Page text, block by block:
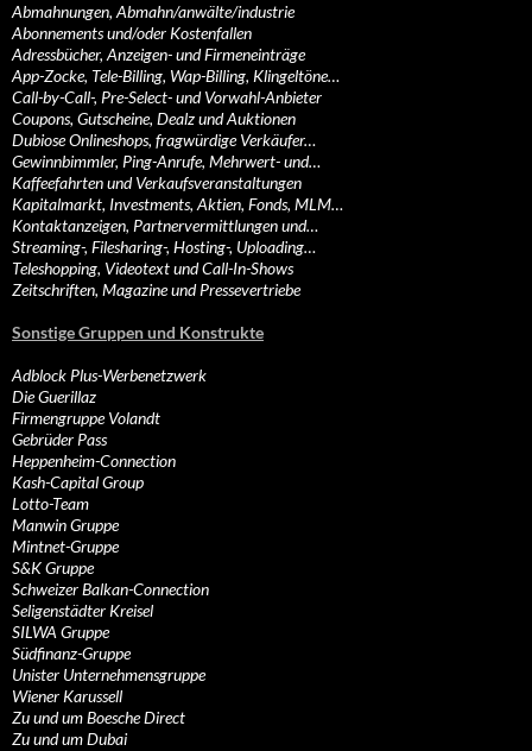
Abmahnungen, Abmahn/anwälte/industrie
Abonnements und/oder Kostenfallen
Adressbücher, Anzeigen- und Firmeneinträge
App-Zocke, Tele-Billing, Wap-Billing, Klingeltöne…
Call-by-Call-, Pre-Select- und Vorwahl-Anbieter
Coupons, Gutscheine, Dealz und Auktionen
Dubiose Onlineshops, fragwürdige Verkäufer…
Gewinnbimmler, Ping-Anrufe, Mehrwert- und…
Kaffeefahrten und Verkaufsveranstaltungen
Kapitalmarkt, Investments, Aktien, Fonds, MLM…
Kontaktanzeigen, Partnervermittlungen und…
Streaming-, Filesharing-, Hosting-, Uploading…
Teleshopping, Videotext und Call-In-Shows
Zeitschriften, Magazine und Pressevertriebe
Sonstige Gruppen und Konstrukte
Adblock Plus-Werbenetzwerk
Die Guerillaz
Firmengruppe Volandt
Gebrüder Pass
Heppenheim-Connection
Kash-Capital Group
Lotto-Team
Manwin Gruppe
Mintnet-Gruppe
S&K Gruppe
Schweizer Balkan-Connection
Seligenstädter Kreisel
SILWA Gruppe
Südfinanz-Gruppe
Unister Unternehmensgruppe
Wiener Karussell
Zu und um Boesche Direct
Zu und um Dubai